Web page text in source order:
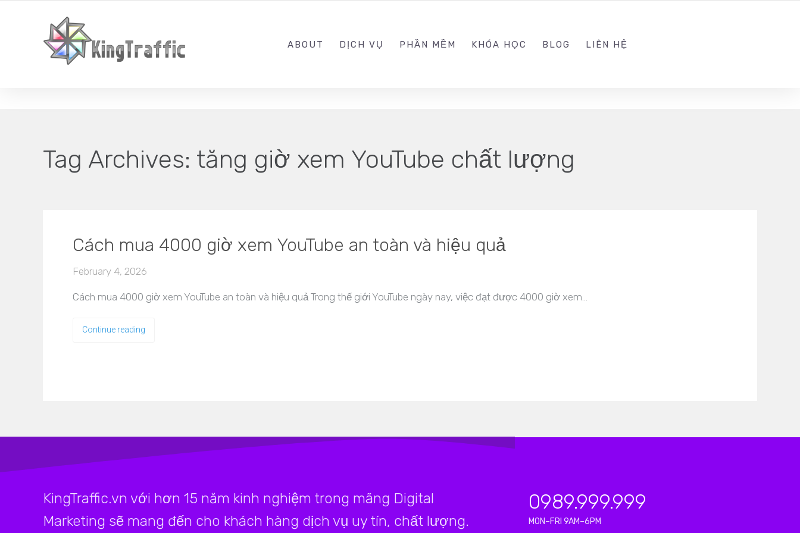
ABOUT DỊCH VỤ PHẦN MỀM KHÓA HỌC BLOG LIÊN HỆ
Tag Archives: tăng giờ xem YouTube chất lượng
Cách mua 4000 giờ xem YouTube an toàn và hiệu quả
February 4, 2026
Cách mua 4000 giờ xem YouTube an toàn và hiệu quả Trong thế giới YouTube ngày nay, việc đạt được 4000 giờ xem…
Continue reading
KingTraffic.vn với hơn 15 năm kinh nghiệm trong mãng Digital
Marketing sẽ mang đến cho khách hàng dịch vụ uy tín, chất lượng.
0989.999.999
MON–FRI 9AM–6PM